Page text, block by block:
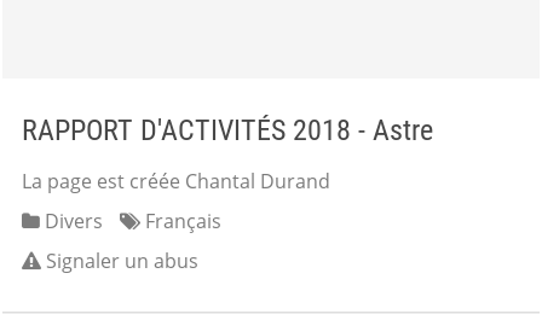
RAPPORT D'ACTIVITÉS 2018 - Astre
La page est créée Chantal Durand
Divers
Français
Signaler un abus